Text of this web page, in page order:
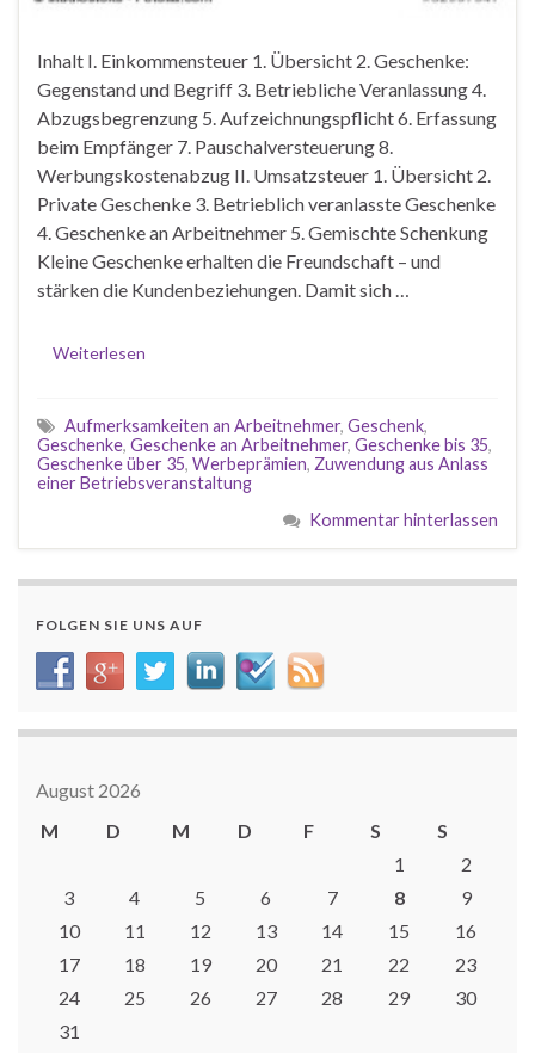
Inhalt I. Einkommensteuer 1. Übersicht 2. Geschenke:
Gegenstand und Begriff 3. Betriebliche Veranlassung 4.
Abzugsbegrenzung 5. Aufzeichnungspflicht 6. Erfassung
beim Empfänger 7. Pauschalversteuerung 8.
Werbungskostenabzug II. Umsatzsteuer 1. Übersicht 2.
Private Geschenke 3. Betrieblich veranlasste Geschenke
4. Geschenke an Arbeitnehmer 5. Gemischte Schenkung
Kleine Geschenke erhalten die Freundschaft – und
stärken die Kundenbeziehungen. Damit sich …
Weiterlesen
Aufmerksamkeiten an Arbeitnehmer, Geschenk,
Geschenke, Geschenke an Arbeitnehmer, Geschenke bis 35,
Geschenke über 35, Werbeprämien, Zuwendung aus Anlass
einer Betriebsveranstaltung
Kommentar hinterlassen
FOLGEN SIE UNS AUF
August 2026
M
D M D F S
S
1
2
3
4 5 6 7 8
9
10
11 12 13 14 15
16
17
18 19 20 21 22
23
24
25 26 27 28 29
30
31